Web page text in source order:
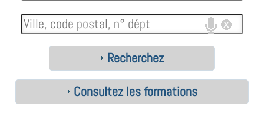
Recherchez
Consultez les formations